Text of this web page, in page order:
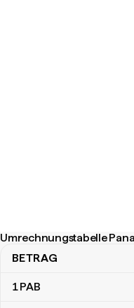
Umrechnungstabelle
Umrechnungstabelle
BETRAG
1PAB